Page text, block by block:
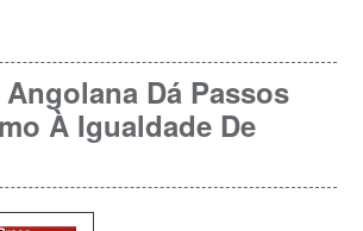
Dá Passos
À Igualdade De